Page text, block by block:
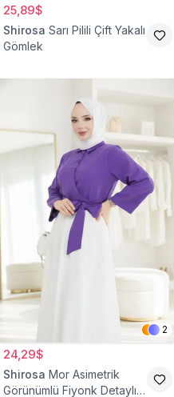
25,89$
Shirosa Sarı Pilili Çift Yakalı
Gömlek
2
24,29$
Shirosa Mor Asimetrik
Görünümlü Fiyonk Detaylı